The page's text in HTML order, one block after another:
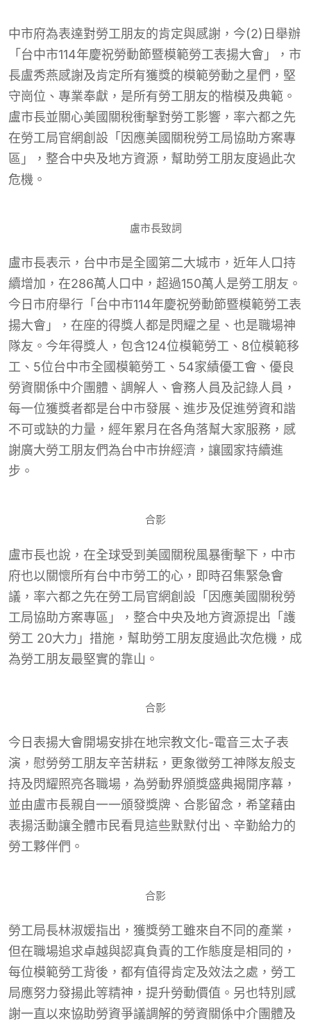
中市府為表達對勞工朋友的肯定與感謝，今(2)日舉辦
「台中市114年慶祝勞動節暨模範勞工表揚大會」，市
長盧秀燕感謝及肯定所有獲獎的模範勞動之星們，堅
守崗位、專業奉獻，是所有勞工朋友的楷模及典範。
盧市長並關心美國關稅衝擊對勞工影響，率六都之先
在勞工局官網創設「因應美國關稅勞工局協助方案專
區」，整合中央及地方資源，幫助勞工朋友度過此次
危機。
盧市長致詞
盧市長表示，台中市是全國第二大城市，近年人口持
續增加，在286萬人口中，超過150萬人是勞工朋友。
今日市府舉行「台中市114年慶祝勞動節暨模範勞工表
揚大會」，在座的得獎人都是閃耀之星、也是職場神
隊友。今年得獎人，包含124位模範勞工、8位模範移
工、5位台中市全國模範勞工、54家績優工會、優良
勞資關係中介團體、調解人、會務人員及記錄人員，
每一位獲獎者都是台中市發展、進步及促進勞資和諧
不可或缺的力量，經年累月在各角落幫大家服務，感
謝廣大勞工朋友們為台中市拚經濟，讓國家持續進
步。
合影
盧市長也說，在全球受到美國關稅風暴衝擊下，中市
府也以關懷所有台中市勞工的心，即時召集緊急會
議，率六都之先在勞工局官網創設「因應美國關稅勞
工局協助方案專區」，整合中央及地方資源提出「護
勞工 20大力」措施，幫助勞工朋友度過此次危機，成
為勞工朋友最堅實的靠山。
合影
今日表揚大會開場安排在地宗教文化-電音三太子表
演，慰勞勞工朋友辛苦耕耘，更象徵勞工神隊友般支
持及閃耀照亮各職場，為勞動界頒獎盛典揭開序幕，
並由盧市長親自一一頒發獎牌、合影留念，希望藉由
表揚活動讓全體市民看見這些默默付出、辛勤給力的
勞工夥伴們。
合影
勞工局長林淑媛指出，獲獎勞工雖來自不同的產業，
但在職場追求卓越與認真負責的工作態度是相同的，
每位模範勞工背後，都有值得肯定及效法之處，勞工
局應努力發揚此等精神，提升勞動價值。另也特別感
謝一直以來協助勞資爭議調解的勞資關係中介團體及